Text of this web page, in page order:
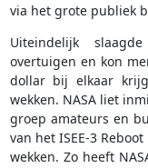
via het grote publiek
Uiteindelijk
overtuigen en kon
dollar bij elkaar
wekken. NASA liet
groep amateurs en
van het ISEE-3
wekken. Zo heeft